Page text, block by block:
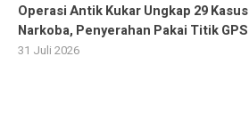
Operasi Antik Kukar Ungkap 29 Kasus
Narkoba, Penyerahan Pakai Titik GPS
31 Juli 2026